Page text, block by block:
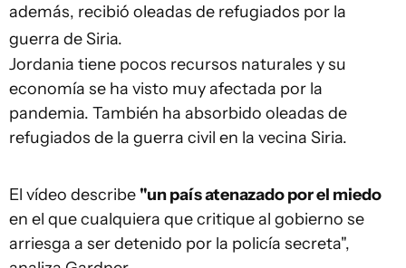
además, recibió oleadas de refugiados por la
guerra de Siria.
Jordania tiene pocos recursos naturales y su
economía se ha visto muy afectada por la
pandemia. También ha absorbido oleadas de
refugiados de la guerra civil en la vecina Siria.
El vídeo describe "un país atenazado por el miedo
en el que cualquiera que critique al gobierno se
arriesga a ser detenido por la policía secreta",